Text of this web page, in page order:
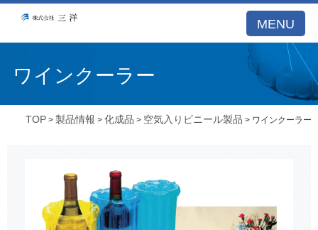
MENU
ワインクーラー
TOP >製品情報 >化成品 > 空気入りビニール製品 > ワインクーラー